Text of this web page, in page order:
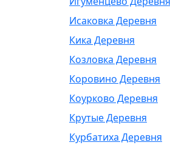
Исаковка Деревня
Кика Деревня
Козловка Деревня
Коровино Деревня
Коурково Деревня
Крутые Деревня
Курбатиха Деревня